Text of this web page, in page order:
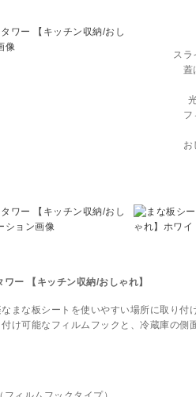
スラ
蓋
フ
お
ー 【キッチン収納/おしゃれ】
まな板シートを使いやすい場所に取り付
け可能なフィルムフックと、冷蔵庫の側